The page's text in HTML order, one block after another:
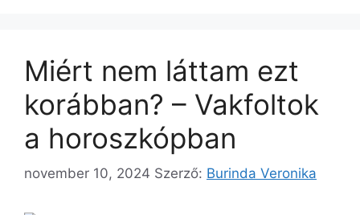
Miért nem láttam ezt
korábban? – Vakfoltok
a horoszkópban
november 10, 2024 Szerző: Burinda Veronika